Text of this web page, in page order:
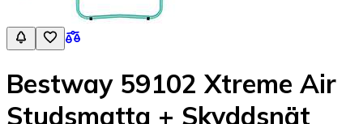
Bestway 59102 Xtreme Air
Studsmatta + Skyddsnät